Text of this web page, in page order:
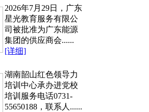
2026年7月29日，广东
星光教育服务有限公
司被批准为广东能源
集团的供应商会......
[详细]
湖南韶山红色领导力
培训中心承办进党校
培训服务电话0731-
55650188，联系人......